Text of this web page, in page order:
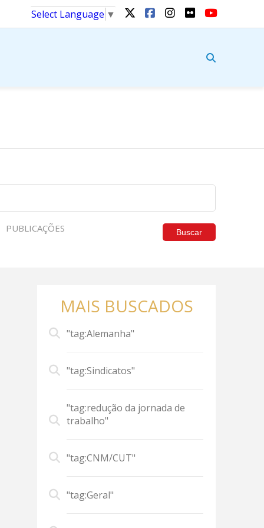
Select Language ▼
PUBLICAÇÕES Buscar
MAIS BUSCADOS
"tag:Alemanha"
"tag:Sindicatos"
"tag:redução da jornada de
trabalho"
"tag:CNM/CUT"
"tag:Geral"